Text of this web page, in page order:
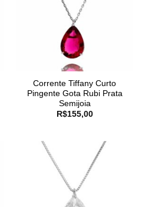
Corrente Tiffany Curto
Pingente Gota Rubi Prata
Semijoia
R$155,00